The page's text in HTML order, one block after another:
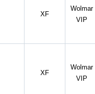
XF
Wolmar
VIP
XF
Wolmar
VIP